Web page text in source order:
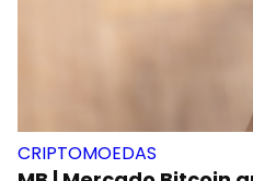
CRIPTOMOEDAS